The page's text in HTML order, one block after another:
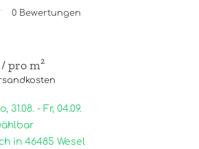
0 Bewertungen
/ pro m²
31.08. - Fr, 04.09.
in 46485 Wesel